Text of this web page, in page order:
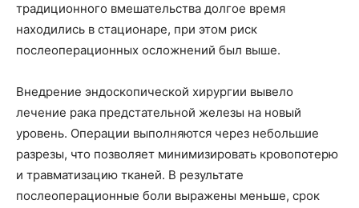
традиционного вмешательства долгое время
находились в стационаре, при этом риск
послеоперационных осложнений был выше.
Внедрение эндоскопической хирургии вывело
лечение рака предстательной железы на новый
уровень. Операции выполняются через небольшие
разрезы, что позволяет минимизировать кровопотерю
и травматизацию тканей. В результате
послеоперационные боли выражены меньше, срок